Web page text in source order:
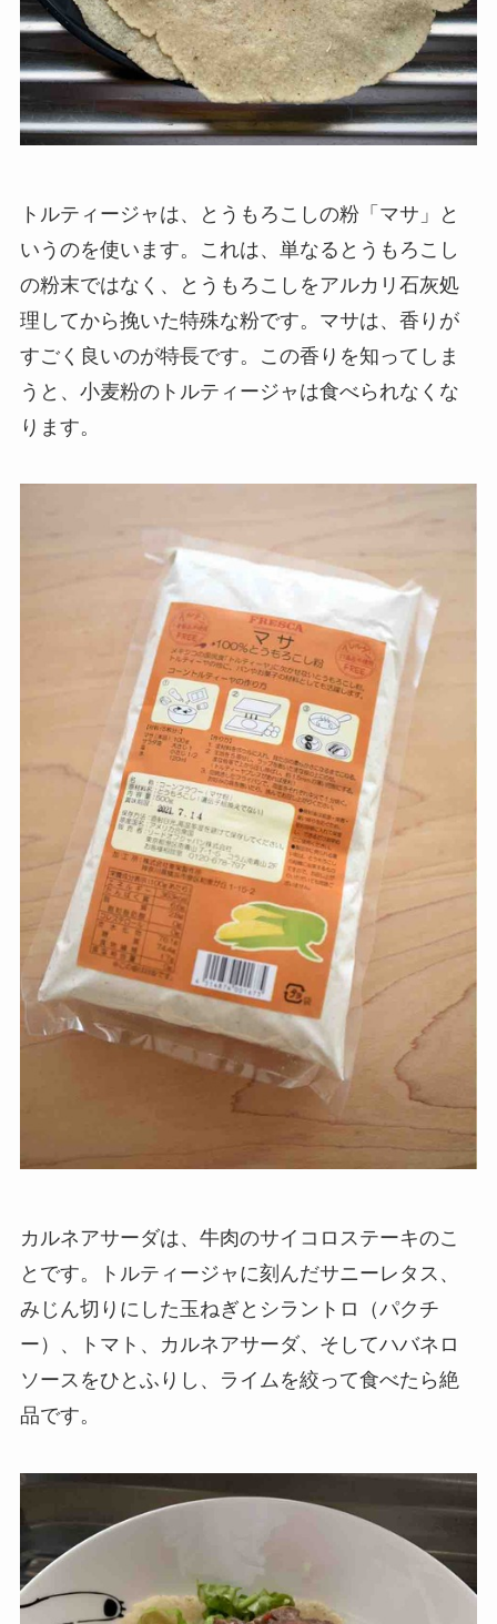
トルティージャは、とうもろこしの粉「マサ」と
いうのを使います。これは、単なるとうもろこし
の粉末ではなく、とうもろこしをアルカリ石灰処
理してから挽いた特殊な粉です。マサは、香りが
すごく良いのが特長です。この香りを知ってしま
うと、小麦粉のトルティージャは食べられなくな
ります。
カルネアサーダは、牛肉のサイコロステーキのこ
とです。トルティージャに刻んだサニーレタス、
みじん切りにした玉ねぎとシラントロ（パクチ
ー）、トマト、カルネアサーダ、そしてハバネロ
ソースをひとふりし、ライムを絞って食べたら絶
品です。